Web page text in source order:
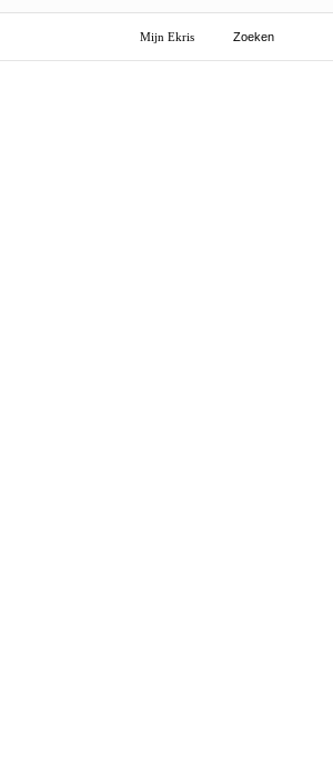
Mijn Ekris Zoeken